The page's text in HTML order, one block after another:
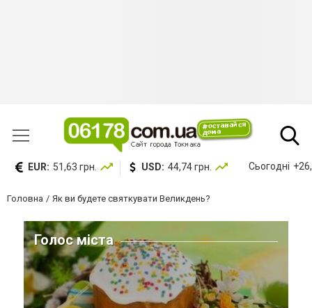
EUR: 51,63 грн. USD: 44,74 грн. Сьогодні
Головна Як ви будете святкувати Великдень?
Голос міста